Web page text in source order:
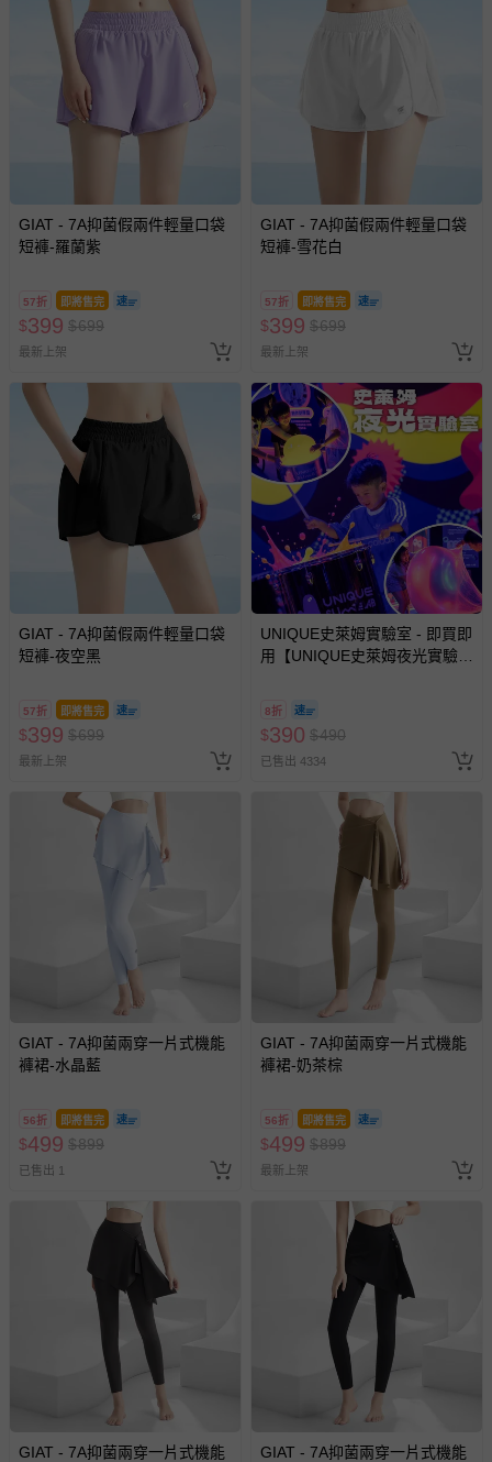
示字句等說明貼紙、封條者。
國際航空、客運、訂房等服務。
相關的退換貨辦理流程，可詳見： 退換貨 & 退款問題
運送服務：目前提供的運送僅限台灣本島。如您位於離島地
區，可能會無法配送，或須依據商品需加收離島運費。廠商
亦保留出貨與否的權利。離島、偏遠地區、樓層親送等加價
商品實際的配達日期，可於訂單個人資料內的查詢訂單內，
已出貨通知之訊息為主。
如您收到商品，請依正常流程檢查是否完好，若商品遇瑕疵
情形，您可申請更換新品或退貨，請見：退貨的辦理流程。
若您對於會員帳號、商品訂購與資訊、購物流程、付款方
式、折價券與購物金的使用、退貨及商品運送方式等有疑
問，你可詳見：
媽咪愛客服中心。
預購商品：預購為海外同步代購，遇缺貨即會通知媽咪並協
助取消退款事宜。
商品如因「價格、組合」等錯誤原因，導致無法安排出貨，
會主動以簡訊及mail通知訂單取消事宜，並將提供適當補
GIAT - 7A抑菌假兩件輕量口袋
短褲-羅蘭紫
57折 即將售完
$399 $699
最新上架
GIAT - 7A抑菌假兩件輕量口袋
短褲-雪花白
57折 即將售完
$399 $699
最新上架
GIAT - 7A抑菌假兩件輕量口袋
短褲-夜空黑
57折 即將售完
$399 $699
最新上架
UNIQUE史萊姆實驗室 - 即買即
用【UNIQUE史萊姆夜光實驗室
訂單編號兌換，逾期作廢) (大
人小孩均一價(3歲以上需購票))
8折
$390 $490
已售出 4334
GIAT - 7A抑菌兩穿一片式機能
褲裙-水晶藍
56折 即將售完
$499 $899
已售出 1
GIAT - 7A抑菌兩穿一片式機能
褲裙-奶茶棕
56折 即將售完
$499 $899
最新上架
GIAT - 7A抑菌兩穿一片式機能
GIAT - 7A抑菌兩穿一片式機能